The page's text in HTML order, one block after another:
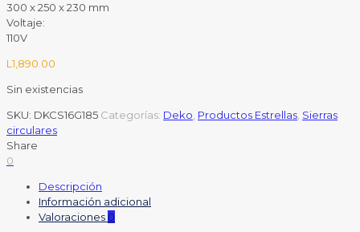
300 x 250 x 230 mm
Voltaje:
110V
L1,890.00
Sin existencias
SKU: DKCS16G185 Categorías: Deko Productos Estrellas Sierras
circulares
Share
0
Descripción
Información adicional
Valoraciones 0